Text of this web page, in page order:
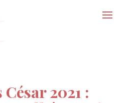
2021 :